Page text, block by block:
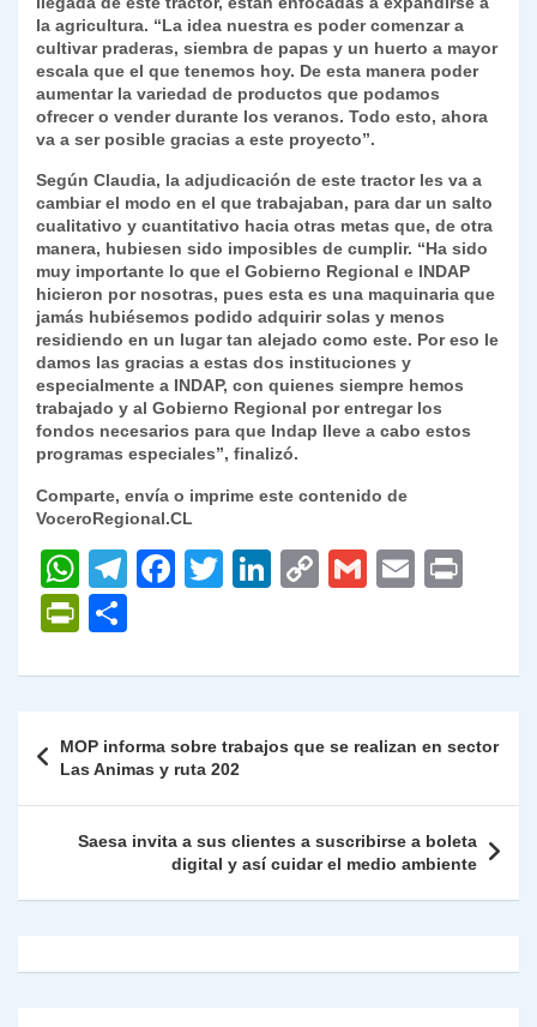
la agricultura. “La idea nuestra es poder comenzar a
cultivar praderas, siembra de papas y un huerto a mayor
escala que el que tenemos hoy. De esta manera poder
aumentar la variedad de productos que podamos
ofrecer o vender durante los veranos. Todo esto, ahora
va a ser posible gracias a este proyecto”.
Según Claudia, la adjudicación de este tractor les va a
cambiar el modo en el que trabajaban, para dar un salto
cualitativo y cuantitativo hacia otras metas que, de otra
manera, hubiesen sido imposibles de cumplir. “Ha sido
muy importante lo que el Gobierno Regional e INDAP
hicieron por nosotras, pues esta es una maquinaria que
jamás hubiésemos podido adquirir solas y menos
residiendo en un lugar tan alejado como este. Por eso le
damos las gracias a estas dos instituciones y
especialmente a INDAP, con quienes siempre hemos
trabajado y al Gobierno Regional por entregar los
fondos necesarios para que Indap lleve a cabo estos
programas especiales”, finalizó.
Comparte, envía o imprime este contenido de
VoceroRegional.CL
W
h
at
s
p
p
T
gr
m
F
e
o
o
k
T
er
Li
e
n
C
y
n
k
G
l
E
l
P
nt
Fr
ie
n
dl
m
ar
tir
de
entradas
MOP informa sobre trabajos que se realizan en sector
Las Animas y ruta 202
Saesa invita a sus clientes a suscribirse a boleta
digital y así cuidar el medio ambiente